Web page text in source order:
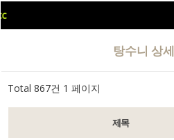
탕수니 상
Total 867건 1 페이지
제목